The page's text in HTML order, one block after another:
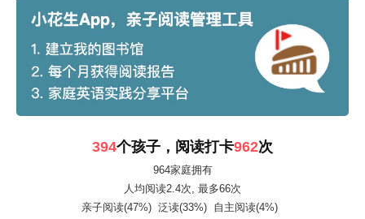
394个孩子，阅读打卡962次
964家庭拥有
人均阅读2.4次 , 最多66次
亲子阅读(47%) 泛读(33%) 自主阅读(4%)